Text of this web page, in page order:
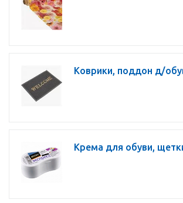
Коврики, поддон д/
Крема для обуви,